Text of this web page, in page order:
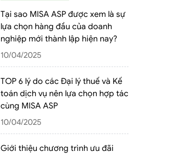
Tại sao MISA ASP được xem là sự
lựa chọn hàng đầu của doanh
nghiệp mới thành lập hiện nay?
10/04/2025
TOP 6 lý do các Đại lý thuế và Kế
toán dịch vụ nên lựa chọn hợp tác
cùng MISA ASP
10/04/2025
Giới thiệu chương trình ưu đãi